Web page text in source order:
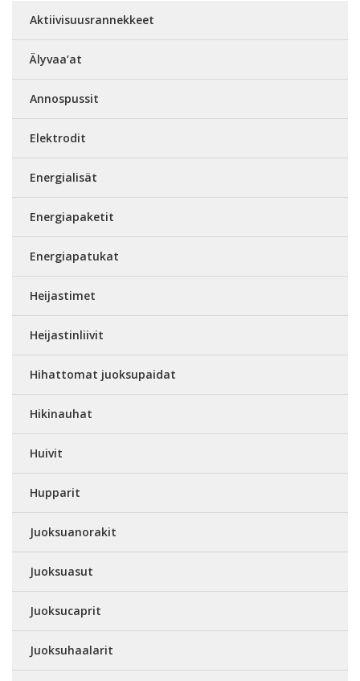
Aktiivisuusrannekkeet
Älyvaa’at
Annospussit
Elektrodit
Energialisät
Energiapaketit
Energiapatukat
Heijastimet
Heijastinliivit
Hihattomat juoksupaidat
Hikinauhat
Huivit
Hupparit
Juoksuanorakit
Juoksuasut
Juoksucaprit
Juoksuhaalarit